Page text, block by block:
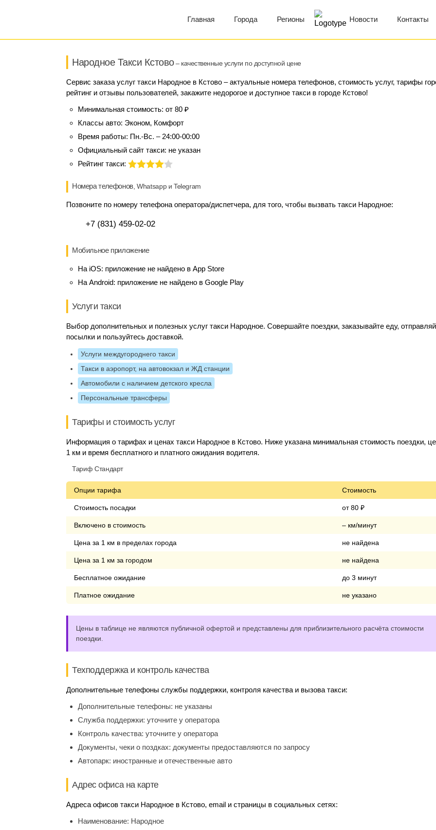
Главная Города Регионы Новости Контакты
Народное Такси Кстово– качественные услуги по доступной цене
Сервис заказа услуг такси Народное в Кстово – актуальные номера телефонов, стоимость услуг, тарифы
рейтинг и отзывы пользователей, закажите недорогое и доступное такси в городе Кстово!
Минимальная стоимость: от 80 ₽
Классы авто: Эконом, Комфорт
Время работы: Пн.-Вс. – 24:00-00:00
Официальный сайт такси: не указан
Рейтинг такси:
Номера телефонов, Whatsapp и Telegram
Позвоните по номеру телефона оператора/диспетчера, для того, чтобы вызвать такси Народное:
+7 (831) 459-02-02
Мобильное приложение
На iOS: приложение не найдено в App Store
На Android: приложение не найдено в Google Play
Услуги такси
Выбор дополнительных и полезных услуг такси Народное. Совершайте поездки, заказывайте еду,
посылки и пользуйтесь доставкой.
Услуги междугороднего такси
Такси в аэропорт, на автовокзал и ЖД станции
Автомобили с наличием детского кресла
Персональные трансферы
Тарифы и стоимость услуг
Информация о тарифах и ценах такси Народное в Кстово. Ниже указана минимальная стоимость поездки,
1 км и время бесплатного и платного ожидания водителя.
Тариф Стандарт
Опции тарифа Стоимость
Стоимость посадки от 80 ₽
Включено в стоимость – км/минут
Цена за 1 км в пределах города не найдена
Цена за 1 км за городом не найдена
Бесплатное ожидание до 3 минут
Платное ожидание не указано
Цены в таблице не являются публичной офертой и представлены для приблизительного расчёта стоимости
поездки.
Техподдержка и контроль качества
Дополнительные телефоны службы поддержки, контроля качества и вызова такси:
Дополнительные телефоны: не указаны
Служба поддержки: уточните у оператора
Контроль качества: уточните у оператора
Документы, чеки о поздках: документы предоставляются по запросу
Автопарк: иностранные и отечественные авто
Адрес офиса на карте
Адреса офисов такси Народное в Кстово, email и страницы в социальных сетях:
Наименование: Народное